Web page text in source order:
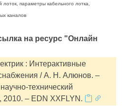
параметры кабельного лотка,
каналов
на ресурс "Онлайн
: Интерактивные
/ А. Н. Алюнов. –
технический
– EDN XXFLYN.